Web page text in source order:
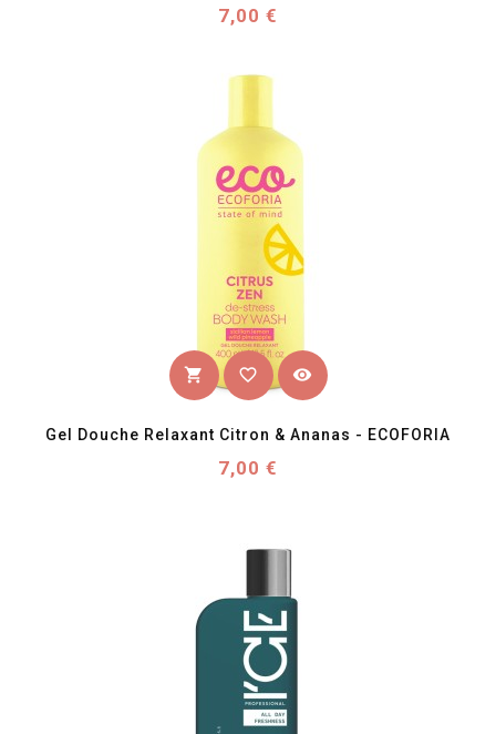
Prix
7,00 €
shopping_cart favorite_border visibility
Gel Douche Relaxant Citron & Ananas - ECOFORIA
Prix
7,00 €